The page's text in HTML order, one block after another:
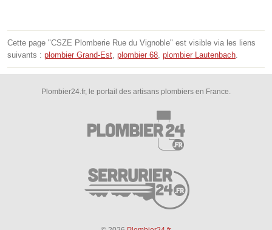
Cette page "CSZE Plomberie Rue du Vignoble" est visible via les liens
suivants : plombier Grand-Est, plombier 68, plombier Lautenbach.
Plombier24.fr, le portail des artisans plombiers en France.